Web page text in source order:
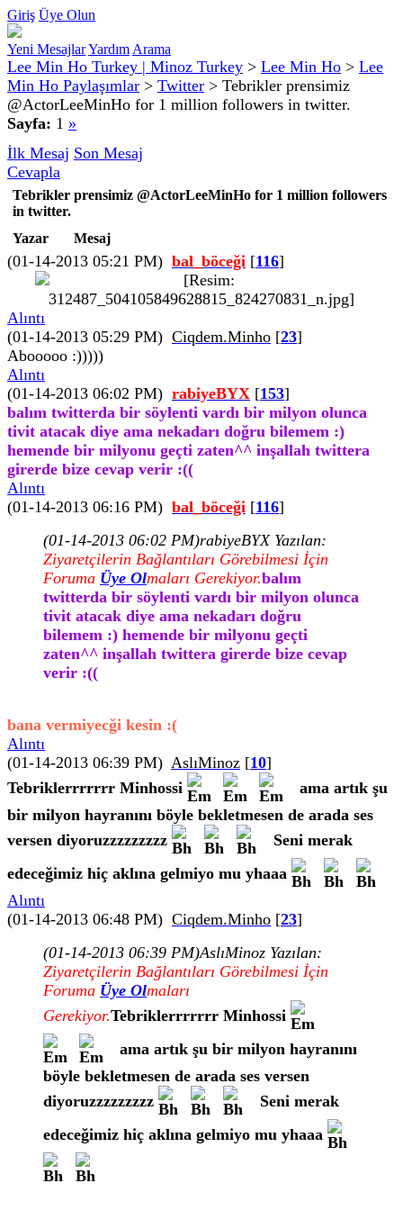
Giriş Üye Olun
Yeni MesajlarYardım Arama
Lee Min Ho Turkey | Minoz Turkey > Lee Min Ho > Lee
Min Ho Paylaşımlar > Twitter > Tebrikler prensimiz
@ActorLeeMinHo for 1 million followers in twitter.
Sayfa: 1 »
İlk Mesaj Son Mesaj
Cevapla
Tebrikler prensimiz @ActorLeeMinHo for 1 million followers
in twitter.
Yazar
Mesaj
(01-14-2013 05:21 PM) bal_böceği [116]
Alıntı
(01-14-2013 05:29 PM) Ciqdem.Minho [23]
Abooooo :)))))
Alıntı
(01-14-2013 06:02 PM) rabiyeBYX [153]
balım twitterda bir söylenti vardı bir milyon olunca
tivit atacak diye ama nekadarı doğru bilemem :)
hemende bir milyonu geçti zaten^^ inşallah twittera
girerde bize cevap verir :((
Alıntı
(01-14-2013 06:16 PM) bal_böceği [116]
(01-14-2013 06:02 PM)rabiyeBYX Yazılan:
Ziyaretçilerin Bağlantıları Görebilmesi İçin
Foruma Üye Olmaları Gerekiyor.balım
twitterda bir söylenti vardı bir milyon olunca
tivit atacak diye ama nekadarı doğru
bilemem :) hemende bir milyonu geçti
zaten^^ inşallah twittera girerde bize cevap
verir :((
bana vermiyecği kesin :(
Alıntı
(01-14-2013 06:39 PM) AslıMinoz [10]
Tebriklerrrrrrr Minhossi
ama artık şu
bir milyon hayranını böyle bekletmesen de arada ses
versen diyoruzzzzzzzzz
Seni merak
edeceğimiz hiç aklına gelmiyo mu yhaaa
Alıntı
(01-14-2013 06:48 PM) Ciqdem.Minho [23]
(01-14-2013 06:39 PM)AslıMinoz Yazılan:
Ziyaretçilerin Bağlantıları Görebilmesi İçin
Foruma Üye Olmaları
Gerekiyor.Tebriklerrrrrrr Minhossi
ama artık şu bir milyon hayranını
böyle bekletmesen de arada ses versen
diyoruzzzzzzzzz
Seni merak
edeceğimiz hiç aklına gelmiyo mu yhaaa